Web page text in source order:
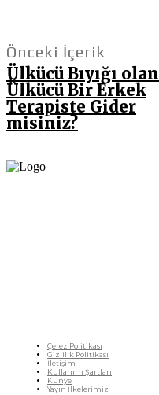
Önceki İçerik
Ülkücü Bıyığı olan
Ülkücü Bir Erkek
Terapiste Gider
misiniz?
Çerez Politikası
Gizlilik Politikası
İletişim
Kullanım Şartları
Künye
Yayın İlkelerimiz